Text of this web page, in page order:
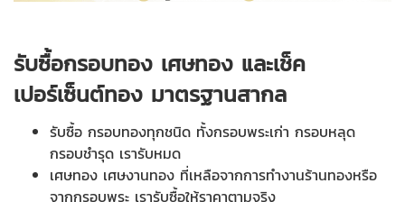
รับซื้อกรอบทอง เศษทอง และเช็ค
เปอร์เซ็นต์ทอง มาตรฐานสากล
รับซื้อ กรอบทองทุกชนิด ทั้งกรอบพระเก่า กรอบหลุด
กรอบชำรุด เรารับหมด
เศษทอง เศษงานทอง ที่เหลือจากการทำงานร้านทองหรือ
จากกรอบพระ เรารับซื้อให้ราคาตามจริง